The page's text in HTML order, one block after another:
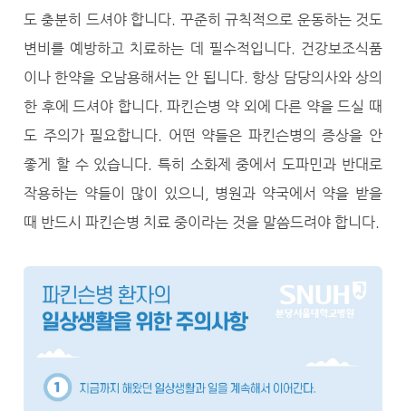
도 충분히 드셔야 합니다. 꾸준히 규칙적으로 운동하는 것도
변비를 예방하고 치료하는 데 필수적입니다. 건강보조식품
이나 한약을 오남용해서는 안 됩니다. 항상 담당의사와 상의
한 후에 드셔야 합니다. 파킨슨병 약 외에 다른 약을 드실 때
도 주의가 필요합니다. 어떤 약들은 파킨슨병의 증상을 안
좋게 할 수 있습니다. 특히 소화제 중에서 도파민과 반대로
작용하는 약들이 많이 있으니, 병원과 약국에서 약을 받을
때 반드시 파킨슨병 치료 중이라는 것을 말씀드려야 합니다.